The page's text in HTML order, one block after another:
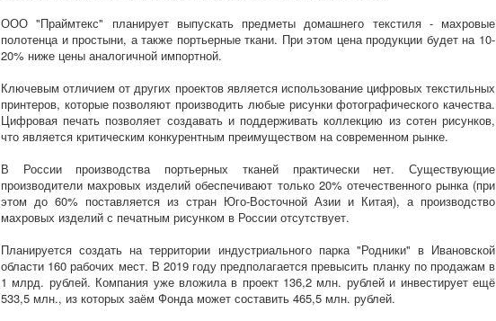
ООО "Праймтекс" планирует выпускать предметы домашнего текстиля - махровые
полотенца и простыни, а также портьерные ткани. При этом цена продукции будет на 10-
20% ниже цены аналогичной импортной.
Ключевым отличием от других проектов является использование цифровых текстильных
принтеров, которые позволяют производить любые рисунки фотографического качества.
Цифровая печать позволяет создавать и поддерживать коллекцию из сотен рисунков,
что является критическим конкурентным преимуществом на современном рынке.
В России производства портьерных тканей практически нет. Существующие
производители махровых изделий обеспечивают только 20% отечественного рынка (при
этом до 60% поставляется из стран Юго-Восточной Азии и Китая), а производство
махровых изделий с печатным рисунком в России отсутствует.
Планируется создать на территории индустриального парка "Родники" в Ивановской
области 160 рабочих мест. В 2019 году предполагается превысить планку по продажам в
1 млрд. рублей. Компания уже вложила в проект 136,2 млн. рублей и инвестирует ещё
533,5 млн., из которых заём Фонда может составить 465,5 млн. рублей.